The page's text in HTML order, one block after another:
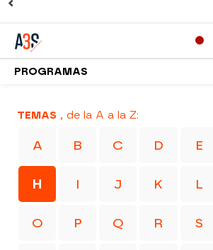
PROGRAMAS
TEMAS , de la A a la Z:
A B C D E
H I J K L
O P Q R S